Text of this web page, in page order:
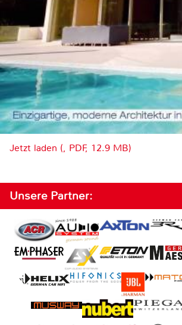
Jetzt laden (, PDF, 12.9 MB)
Unsere Partner: